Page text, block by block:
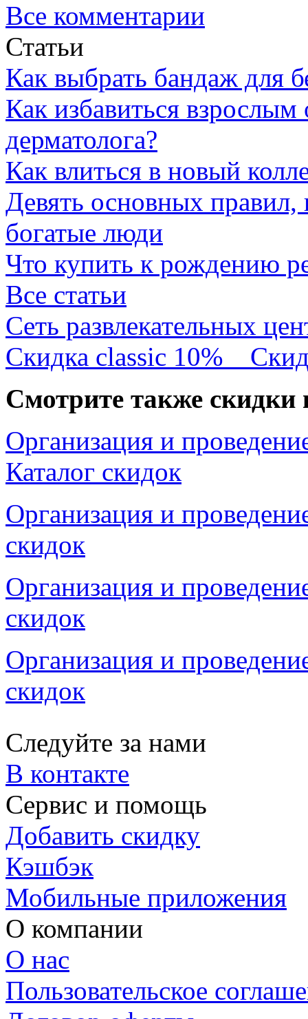
Все комментарии
Статьи
Как выбрать бандаж для
Как избавиться
дерматолога?
Как влиться в новый
Девять основных
богатые люди
Что купить к рождению
Все статьи
Сеть развлекательных
Скидка classic 10%
Смотрите также скидки
Организация и
Каталог скидок
Организация и
скидок
Организация и
скидок
Организация и
скидок
Следуйте за нами
В контакте
Сервис и помощь
Добавить скидку
Кэшбэк
Мобильные приложения
О компании
О нас
Пользовательское